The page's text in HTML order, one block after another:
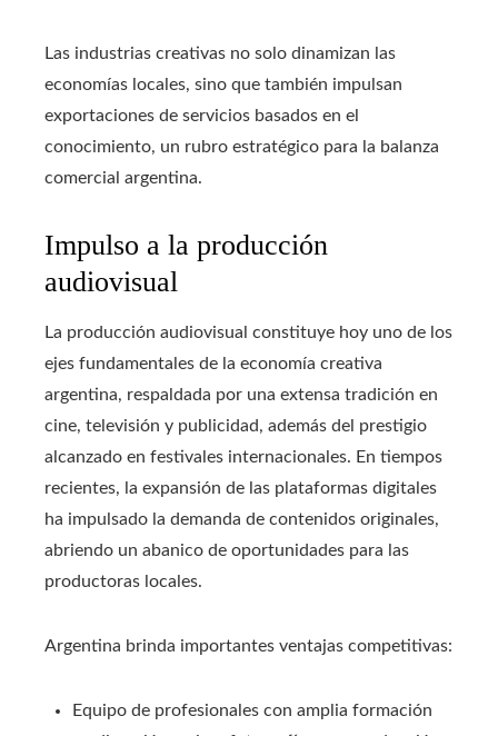
Las industrias creativas no solo dinamizan las
economías locales, sino que también impulsan
exportaciones de servicios basados en el
conocimiento, un rubro estratégico para la balanza
comercial argentina.
Impulso a la producción
audiovisual
La producción audiovisual constituye hoy uno de los
ejes fundamentales de la economía creativa
argentina, respaldada por una extensa tradición en
cine, televisión y publicidad, además del prestigio
alcanzado en festivales internacionales. En tiempos
recientes, la expansión de las plataformas digitales
ha impulsado la demanda de contenidos originales,
abriendo un abanico de oportunidades para las
productoras locales.
Argentina brinda importantes ventajas competitivas:
Equipo de profesionales con amplia formación